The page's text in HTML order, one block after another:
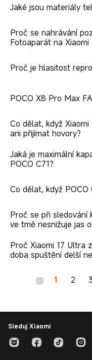
Jaké jsou materiály
Proč se nahrávání
Fotoaparát na Xiaomi
Proč je hlasitost
POCO X8 Pro Max
Co dělat, když
ani přijímat hovory?
Jaká je maximální
POCO C71?
Co dělat, když
Proč se při sledování
ve tmě nesnižuje jas
Proč Xiaomi 17 Ultra
doba spuštění delší
1 2 3
Sleduj Xiaomi